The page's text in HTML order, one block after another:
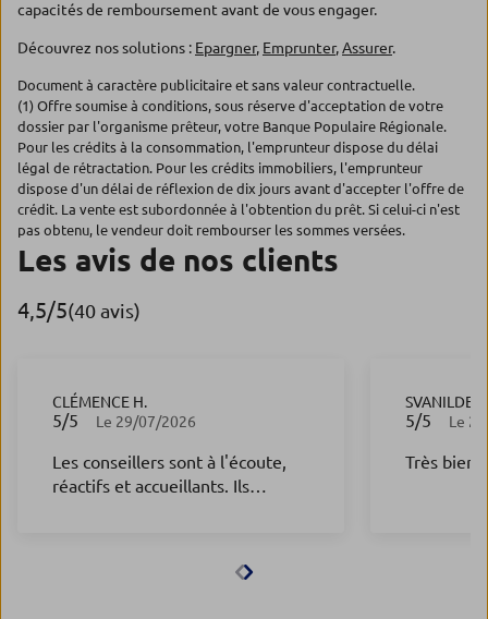
capacités de remboursement avant de vous engager.
Découvrez nos solutions : Epargner, Emprunter,Assurer.
Document à caractère publicitaire et sans valeur contractuelle.
(1) Offre soumise à conditions, sous réserve d'acceptation de votre
dossier par l'organisme prêteur, votre Banque Populaire Régionale.
Pour les crédits à la consommation, l'emprunteur dispose du délai
légal de rétractation. Pour les crédits immobiliers, l'emprunteur
dispose d'un délai de réflexion de dix jours avant d'accepter l'offre de
crédit. La vente est subordonnée à l'obtention du prêt. Si celui-ci n'est
pas obtenu, le vendeur doit rembourser les sommes versées.
Les avis de nos clients
4,5/5 Note de 4.5 sur 5
(40 avis)
5/5 Note de 5 sur 5
Le 29/07/2026
Les conseillers sont à l'écoute,
réactifs et accueillants. Ils
bienveillance. Le suivi est de
CLÉMENCE H.
5/5 Note de 5
Le
Très bien
SVANILDE